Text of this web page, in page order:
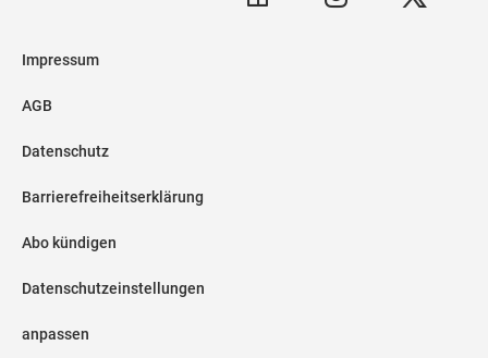
Impressum
AGB
Datenschutz
Barrierefreiheitserklärung
Abo kündigen
Datenschutzeinstellungen
anpassen